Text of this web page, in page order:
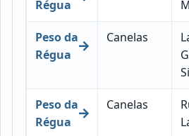
Régua
Peso da
Régua
Canelas
Peso da
Régua
Canelas